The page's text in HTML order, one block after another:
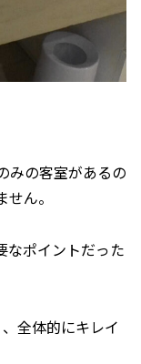
みの客室があるの
ん。
なポイントだった
全体的にキレイ